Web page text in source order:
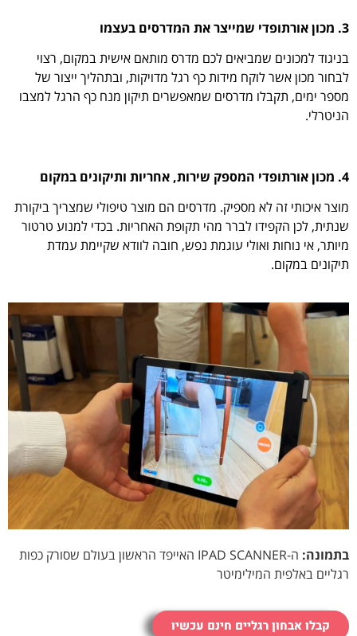
3. מכון אורתופדי שמייצר את המדרסים בעצמו
בניגוד למכונים שמביאים לכם מדרס מותאם אישית במקום, רצוי
לבחור מכון אשר לוקח מידות כף רגל מדויקות, ובתהליך ייצור של
מספר ימים, תקבלו מדרסים שמאפשרים תיקון מנח כף הרגל למצבו
הניטרלי.
4. מכון אורתופדי המספק שירות, אחריות ותיקונים במקום
מוצר איכותי זה לא מספיק. מדרסים הם מוצר טיפולי שמצריך ביקורת
שנתית, לכן הקפידו לברר מהי תקופת האחריות. בכדי למנוע טרטור
מיותר, אי נוחות ואולי עוגמת נפש, חובה לוודא שקיימת עמדת
תיקונים במקום.
בתמונה:
ה-IPAD SCANNER האייפד הראשון בעולם שסורק כפות
רגליים באלפית המילימיטר
קבלו אבחון רגליים חינם עכשיו